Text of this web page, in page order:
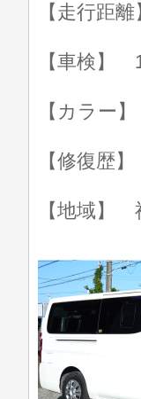
【走行距
【車検】
【カラー
【修復歴
【地域】